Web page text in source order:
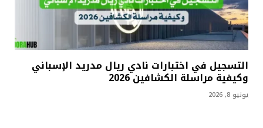
التسجيل في اختبارات نادي ريال مدريد الإسباني
وكيفية مراسلة الكشافين 2026
يونيو 8, 2026